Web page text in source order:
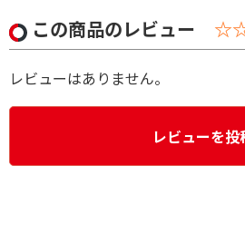
この商品のレビュー
レビューはありません。
レビューを投